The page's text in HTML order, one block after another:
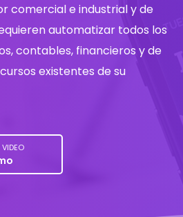
comercial e industrial y de
automatizar todos los
contables, financieros y de
existentes de su
VIDEO